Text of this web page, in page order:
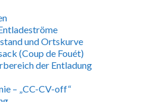
und Ortskurve
(Coup de Fouét)
der Entladung
– „CC-CV-off“